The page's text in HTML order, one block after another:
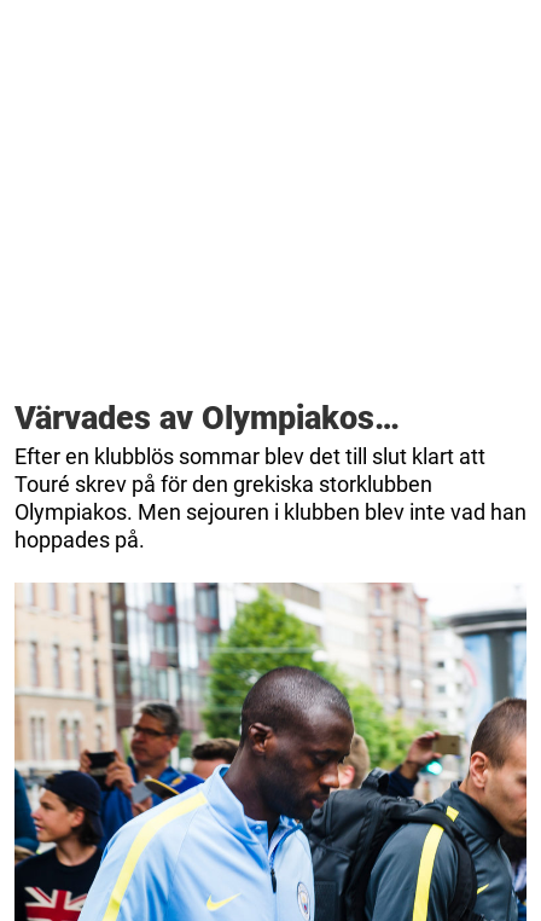
Värvades av Olympiakos…
Efter en klubblös sommar blev det till slut klart att
Touré skrev på för den grekiska storklubben
Olympiakos. Men sejouren i klubben blev inte vad han
hoppades på.